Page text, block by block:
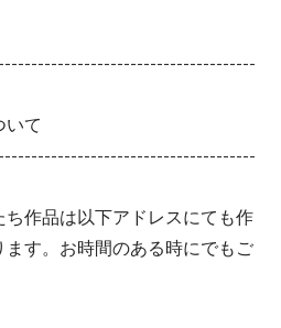
いて
作品は以下アドレスにても作
す。お時間のある時にでもご